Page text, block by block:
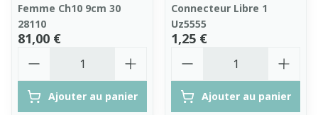
Femme Ch10 9cm 30
28110
81,00 €
Ajouter au panier
Connecteur Libre 1
Uz5555
1,25 €
Ajouter au panier